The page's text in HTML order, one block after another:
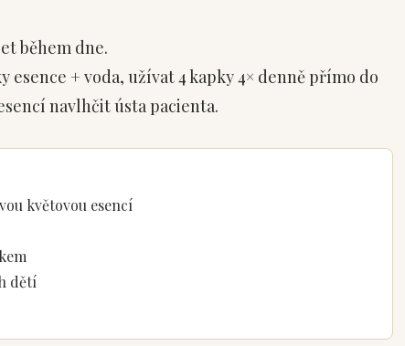
během dne.
esence + voda, užívat 4 kapky 4× denně přímo do
navlhčit ústa pacienta.
květovou esencí
dětí